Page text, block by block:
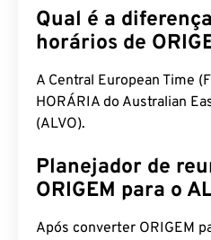
Qual é a
horários de
A Central European Time
HORÁRIA do Australian
(ALVO).
Planejador de
ORIGEM para o
Após converter ORIGEM